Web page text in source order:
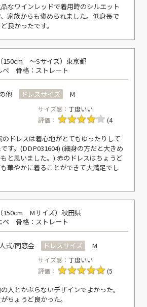
なワインレッドで着用時のシルエット
家族からも褒められました。低身長で
良かったです。
150cm ～Sサイズ） 東京都
べ 骨格：ストレート
他 ドレスサイズ M
サイズ感：丁度いい
評価： (4
のドレスは着心地がとてもゆったりして
す。(DDP031604) (細身の方だと大きめ
と思いました。) 赤のドレスはちょうど
華やかに着ることができて大満足でし
150cm Mサイズ） 秋田県
ベ 骨格：ストレート
式/同窓会 ドレスサイズ M
サイズ感：丁度いい
評価： (5
人とかぶらないデザインでよかった。
ちょうど良かった。